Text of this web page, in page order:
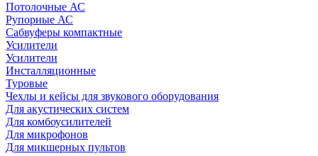
Потолочные АС
Рупорные АС
Сабвуферы компактные
Усилители
Усилители
Инсталляционные
Туровые
Чехлы и кейсы для звукового оборудования
Для акустических систем
Для комбоусилителей
Для микрофонов
Для микшерных пультов